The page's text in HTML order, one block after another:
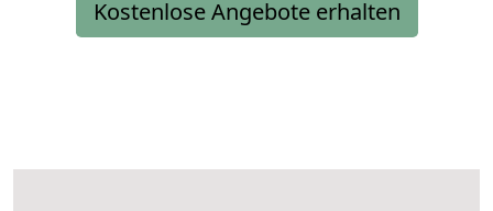
Kostenlose Angebote erhalten